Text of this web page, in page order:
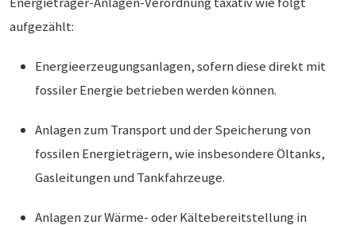
aufgezählt:
Energieerzeugungsanlagen, sofern diese direkt mit
fossiler Energie betrieben werden können.
Anlagen zum Transport und der Speicherung von
fossilen Energieträgern, wie insbesondere Öltanks,
Gasleitungen und Tankfahrzeuge.
Anlagen zur Wärme- oder Kältebereitstellung in